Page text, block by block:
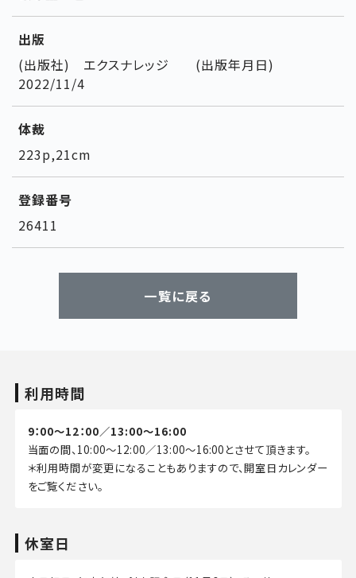
出版
(出版社) エクスナレッジ (出版年月日)
2022/11/4
体裁
223p,21cm
登録番号
26411
一覧に戻る
利用時間
9：00～12：00／13:00～16:00
当面の間、10:00～12:00／13:00～16:00とさせて頂きます。
＊利用時間が変更になることもありますので、開室日カレンダー
をご覧ください。
休室日